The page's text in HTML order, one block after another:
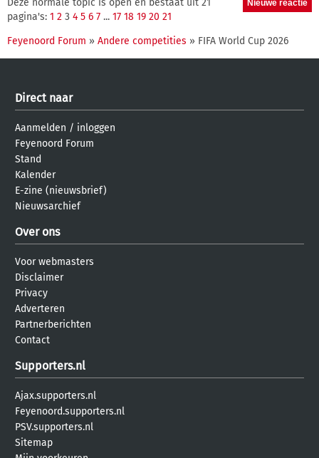
Deze normale topic is open en bestaat uit 21
pagina's: 1 2 3 4 5 6 7 ... 17 18 19 20 21
Feyenoord Forum » Andere competities » FIFA World Cup 2026
Direct naar
Aanmelden / inloggen
Feyenoord Forum
Stand
Kalender
E-zine (nieuwsbrief)
Nieuwsarchief
Over ons
Voor webmasters
Disclaimer
Privacy
Adverteren
Partnerberichten
Contact
Supporters.nl
Ajax.supporters.nl
Feyenoord.supporters.nl
PSV.supporters.nl
Sitemap